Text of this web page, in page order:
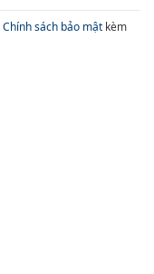
Chính sách bảo mật kèm